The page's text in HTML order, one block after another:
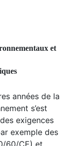
et
années de la
s’est
exigences
exemple des